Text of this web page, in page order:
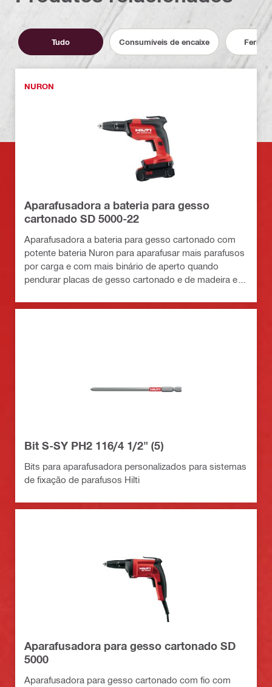
Tudo Consumíveis de encaixe
NURON
Aparafusadora a bateria para gesso
cartonado SD 5000-22
Aparafusadora a bateria para gesso cartonado com
potente bateria Nuron para aparafusar mais parafusos
por carga e com mais binário de aperto quando
pendurar placas de gesso cartonado e de madeira e
Bit S-SY PH2 116/4 1/2" (5)
Bits para aparafusadora personalizados para sistemas
de fixação de parafusos Hilti
Aparafusadora para gesso cartonado SD
5000
Aparafusadora para gesso cartonado com fio com